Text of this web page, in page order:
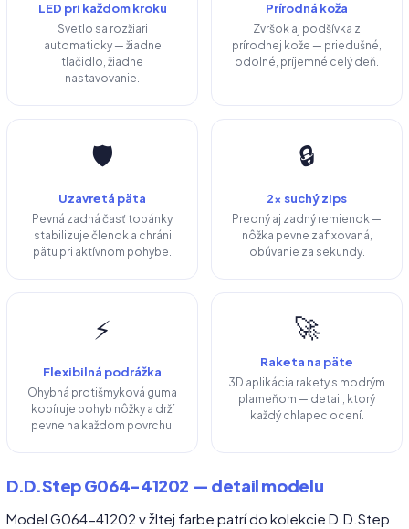
LED pri každom kroku
Svetlo sa rozžiari
automaticky — žiadne
tlačidlo, žiadne
nastavovanie.
Prírodná koža
Zvršok aj podšívka z
prírodnej kože — priedušné,
odolné, príjemné celý deň.
🛡️
Uzavretá päta
Pevná zadná časť topánky
stabilizuje členok a chráni
pätu pri aktívnom pohybe.
🔒
2× suchý zips
Predný aj zadný remienok —
nôžka pevne zafixovaná,
obúvanie za sekundy.
⚡
Flexibilná podrážka
Ohybná protišmyková guma
kopíruje pohyb nôžky a drží
pevne na každom povrchu.
🚀
Raketa na päte
3D aplikácia rakety s modrým
plameňom — detail, ktorý
každý chlapec ocení.
D.D.Step G064-41202 — detail modelu
Model G064-41202 v žltej farbe patrí do kolekcie D.D.Step